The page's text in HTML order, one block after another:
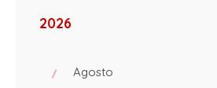
2026
Agosto